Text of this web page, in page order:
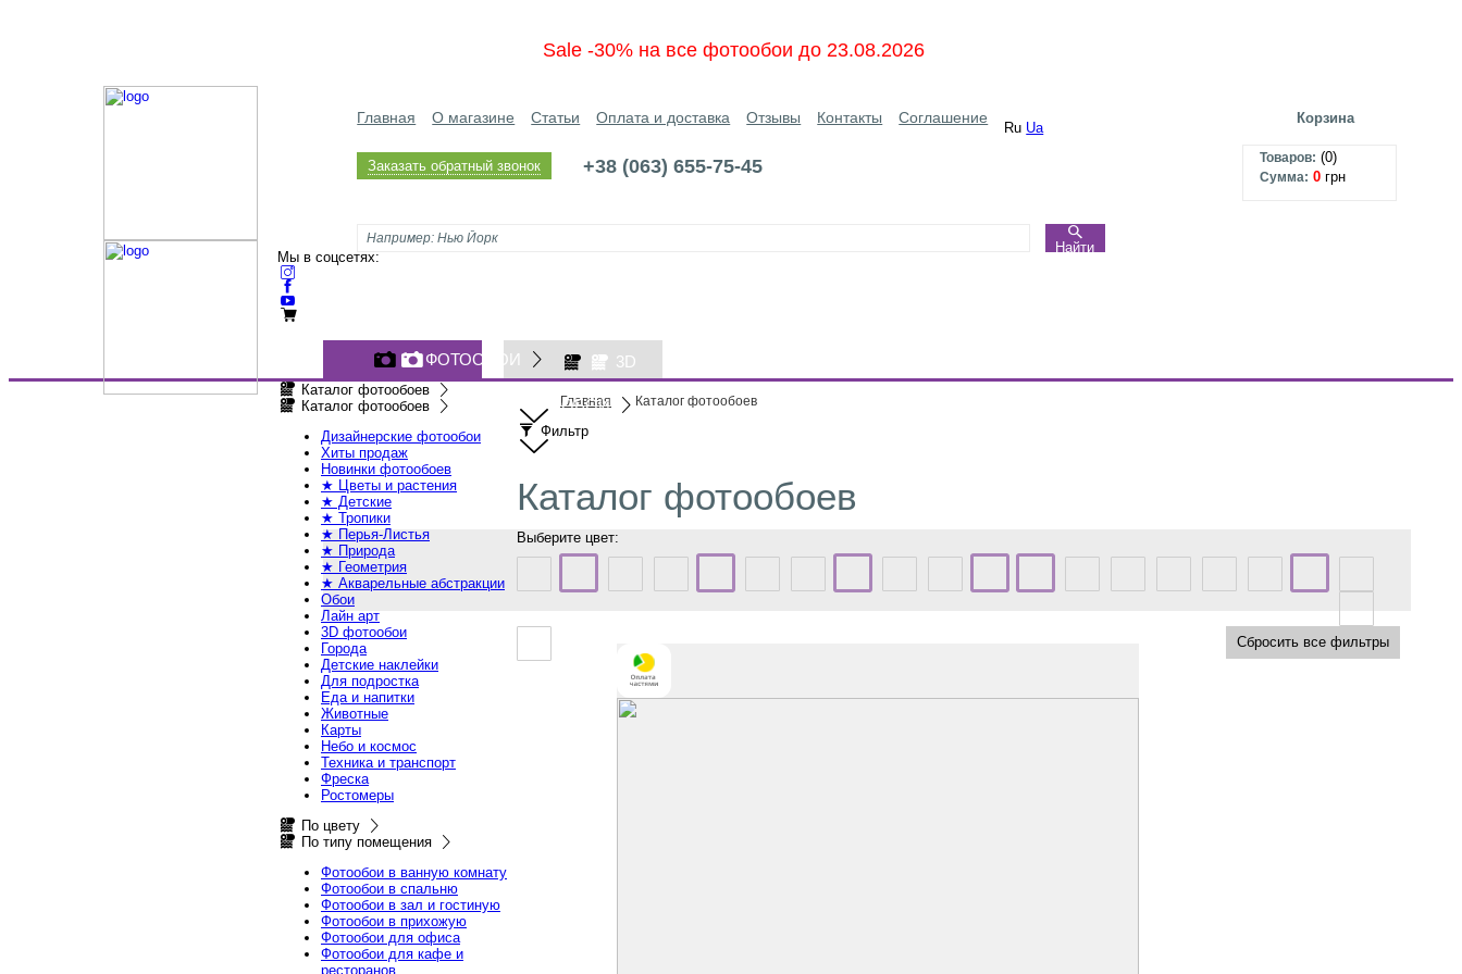
Sale -30% на все фотообои до 23.08.2026
Главная О магазине Статьи Оплата и доставка Отзывы Контакты Соглашение
Ru Ua
Заказать обратный звонок +38 (063) 655-75-45
Найти
Корзина
Товаров: (0)
Сумма: 0 грн
Мы в соцсетях:
ФОТООБОИ 3D
ОБОИ
Каталог фотообоев
Каталог фотообоев
Дизайнерские фотообои
Хиты продаж
Новинки фотообоев
★ Цветы и растения
★ Детские
★ Тропики
★ Перья-Листья
★ Природа
★ Геометрия
★ Акварельные абстракции
Обои
Лайн арт
3D фотообои
Города
Детские наклейки
Для подростка
Еда и напитки
Животные
Карты
Небо и космос
Техника и транспорт
Фреска
Ростомеры
По цвету
По типу помещения
Фотообои в ванную комнату
Фотообои в спальню
Фотообои в зал и гостиную
Фотообои в прихожую
Фотообои для офиса
Фотообои для кафе и
ресторанов
Главная Каталог фотообоев
Фильтр
Каталог фотообоев
Выберите цвет:
Сбросить все фильтры